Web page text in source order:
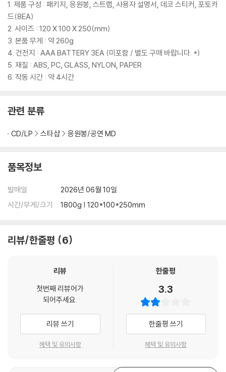
※ 멤버 / 사이즈 별 상품의 경우 구매하고자 하시는 버전을 정확히 확인 후
구매 부탁 드립니다.
※ 외부 케이스는 상품을 보호하기 위한 보호재로, 케이스의 경미한 스크래
치 및 변색 등은 제품의 하자가 아님을 알려드립니다.
※ 외관상 불량으로 인한 반품 접수는 가급적 미개봉 상태로 문의를 부탁드
리며, 내부 구성품 불량에 한 해 해당 구성품만 별도로 교환 처리가 가능합
니다.
※ 상품의 교환을 위해 불량 확인을 위한 근거 자료(개봉 전후의 동영상 등)
니다.
1. 제품 구성 : 패키지, 응원봉, 스트랩, 사용자 설명서, 데코 스티커, 포토카
드(8EA)
2. 사이즈 : 120 X 100 X 250(mm)
3. 본품 무게 : 약 260g
4. 건전지 : AAA BATTERY 3EA (미포함 / 별도 구매 바랍니다. *)
5. 재질 : ABS, PC, GLASS, NYLON, PAPER
6. 작동 시간 : 약 4시간
관련 분류
CD/LP 스타샵 응원봉/공연 MD
품목정보
발매일
2026년 06월 10일
시간/무게/크기
1800g | 120*100*250mm
리뷰/한줄평 6
리뷰
첫번째 리뷰어가
되어주세요.
리뷰 쓰기
혜택 및 유의사항
한줄평
3.3
한줄평 쓰기
혜택 및 유의사항